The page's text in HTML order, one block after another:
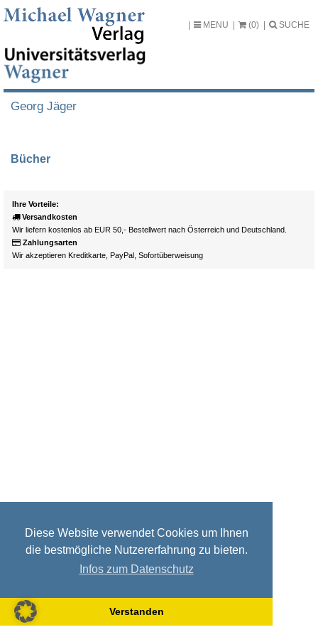
Diese Website verwendet Cookies um Ihnen
die bestmögliche Nutzererfahrung zu bieten.
Infos zum Datenschutz
Verstanden
MENU (0) SUCHE
Georg Jäger
Bücher
Ihre Vorteile:
Versandkosten
Wir liefern kostenlos ab EUR 50,- Bestellwert nach Österreich und Deutschland.
Zahlungsarten
Wir akzeptieren Kreditkarte, PayPal, Sofortüberweisung